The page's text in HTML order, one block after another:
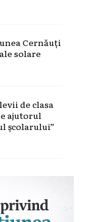
Cernăuți
solare
de clasa
ajutorul
școlarului”